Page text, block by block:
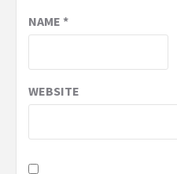
NAME *
WEBSITE